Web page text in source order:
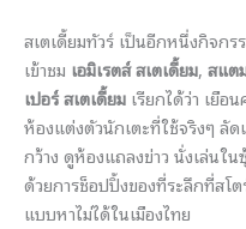
สเตเดี้ยมทัวร์ เป็นอีกหนึ่งกิจกร
เข้าชม เอมิเรตส์ สเตเดี้ยม, สแต
เปอร์ สเตเดี้ยม เรียกได้ว่า เยือ
ห้องแต่งตัวนักเตะที่ใช้จริงๆ ลั
กว้าง ดูห้องแถลงข่าว นั่งเล่นใ
ด้วยการช็อปปิ้งของที่ระลึกที่สโ
แบบหาไม่ได้ในเมืองไทย